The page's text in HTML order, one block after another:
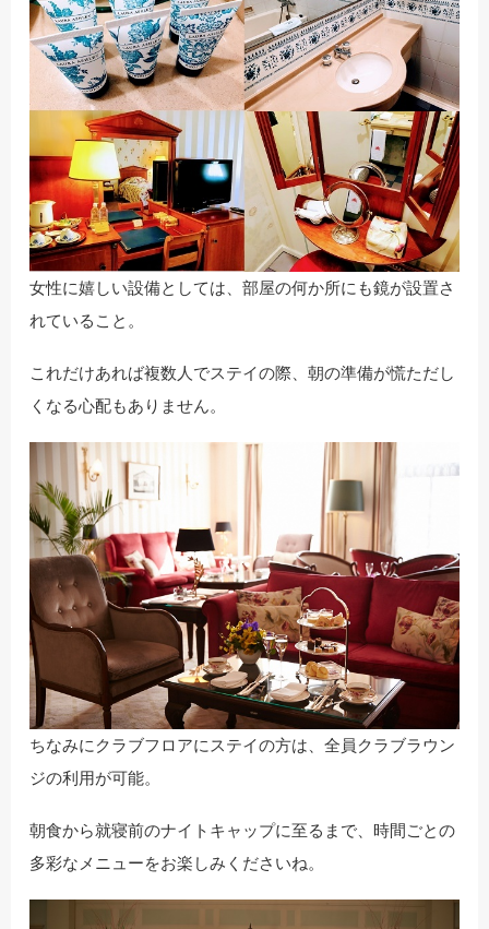
女性に嬉しい設備としては、部屋の何か所にも鏡が設置さ
れていること。
これだけあれば複数人でステイの際、朝の準備が慌ただし
くなる心配もありません。
ちなみにクラブフロアにステイの方は、全員クラブラウン
ジの利用が可能。
朝食から就寝前のナイトキャップに至るまで、時間ごとの
多彩なメニューをお楽しみくださいね。